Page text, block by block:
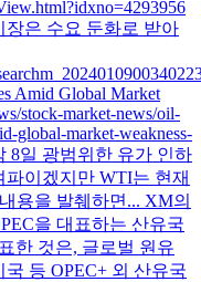
은 수요 둔화로 받아
Amid Global Market
stock-market-news/oil-
global-market-weakness-
8일 광범위한 유가 인하
이겠지만 WTI는 현재
용을 발췌하면... XM의
을 대표하는 산유국
한 것은, 글로벌 원유
등 OPEC+ 외 산유국